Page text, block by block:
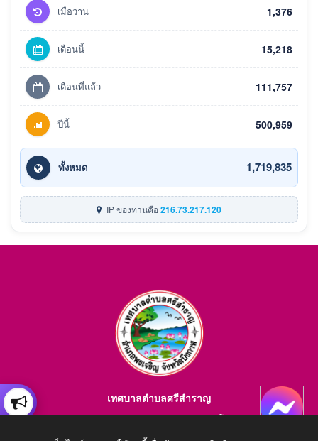
เมื่อวาน 1,376
เดือนนี้ 15,218
เดือนที่แล้ว 111,757
ปีนี้ 500,959
ทั้งหมด 1,719,835
IP ของท่านคือ216.73.217.120
เทศบาลตำบลศรีสำราญ